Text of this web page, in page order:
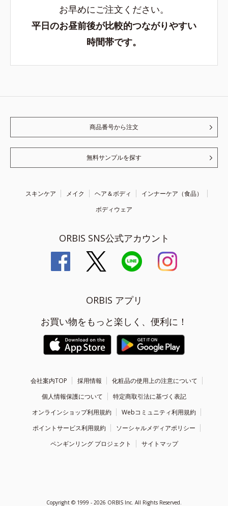
お早めにご注文ください。
平日のお昼前後が比較的つながりやすい
時間帯です。
商品番号から注文
無料サンプルを探す
スキンケア メイク ヘア＆ボディ
インナーケア（食品）
ボディウェア
ORBIS SNS公式アカウント
ORBIS アプリ
お買い物をもっと楽しく、便利に！
会社案内TOP 採用情報
化粧品の使用上の注意について
個人情報保護について
特定商取引法に基づく表記
オンラインショップ利用規約
Webコミュニティ利用規約
ポイントサービス利用規約
ソーシャルメディアポリシー
ペンギンリング プロジェクト
サイトマップ
Copyright © 1999 - 2026 ORBIS Inc. All Rights Reserved.